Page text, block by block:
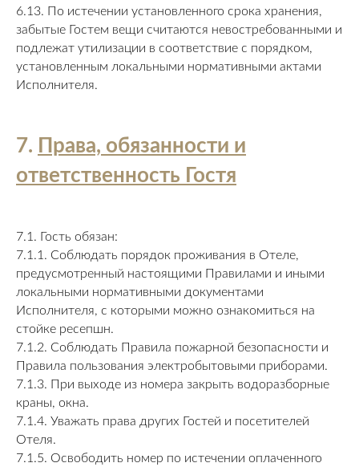
6.13. По истечении установленного срока хранения,
забытые Гостем вещи считаются невостребованными и
подлежат утилизации в соответствие с порядком,
установленным локальными нормативными актами
Исполнителя.
7. Права, обязанности и
ответственность Гостя
7.1. Гость обязан:
7.1.1. Соблюдать порядок проживания в Отеле,
предусмотренный настоящими Правилами и иными
локальными нормативными документами
Исполнителя, с которыми можно ознакомиться на
стойке ресепшн.
7.1.2. Соблюдать Правила пожарной безопасности и
Правила пользования электробытовыми приборами.
7.1.3. При выходе из номера закрыть водоразборные
краны, окна.
7.1.4. Уважать права других Гостей и посетителей
Отеля.
7.1.5. Освободить номер по истечении оплаченного